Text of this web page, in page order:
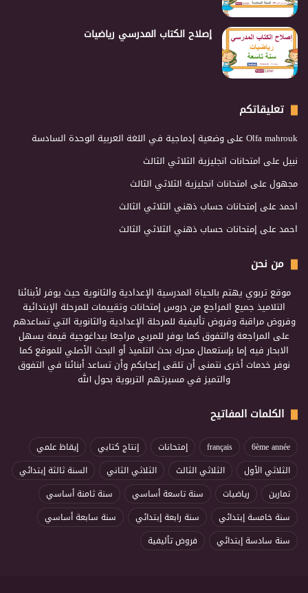
إصلاح الكتاب المدرسي رياضيات
تعليقاتكم
Olfa mahroukعلى وضعية إدماجية في اللغة العربية الوحدة السادسة
نبيلعلى امتحانات انجليزية الثلاثي الثالث
مجهولعلى امتحانات انجليزية الثلاثي الثالث
احمدعلى إمتحانات حساب ذهني الثلاثي الثالث
احمدعلى إمتحانات حساب ذهني الثلاثي الثالث
من نحن
موقع تربوي يهتم بالحياة المدرسية الإعدادية والثانوية حيث يوفر لأبنائنا
التلاميذ جميع المراجع من دروس إمتحانات وتقييمات للمرحلة الإبتدائية
وفروض مراقبة وفروض تأليفية للمرحلة الإعدادية والثانوية التي تساعدهم
على المراجعة والتفوق كما يوفر للمربي مراجعا بيداغوجية قيمة يسهل
الابحار فيه إما بإستعمال محرك بحث التلميذ أو البحث الأصلي للموقع كما
نوفر خدمات أخرى نتمنى أن تلقى إعجابكم وأن تساعد أبنائنا في التفوق
والتميز في مسيرتهم التربوية بحول الله
الكلمات المفاتيح
6ème année
français إمتحانات إنتاج كتابي
إيقاظ علمي
الثلاثي الأول
الثلاثي الثالث الثلاثي الثاني
السنة ثالثة إبتدائي
تمارين
رياضيات سنة تاسعة أساسي
سنة ثامنة أساسي
سنة خامسة إبتدائي
سنة رابعة إبتدائي
سنة سابعة أساسي
سنة سادسة إبتدائي
فروض تأليفية